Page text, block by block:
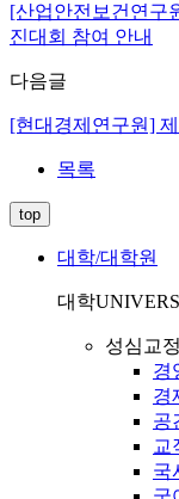
[산업안전보건연구
진대회 참여 안내
다음글
[현대경제연구원]
목록
top
대학/대학원
대학
성심교정
경
경
공
교
국